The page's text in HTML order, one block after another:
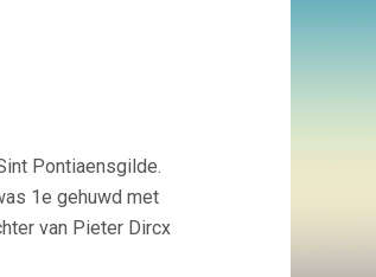
Pontiaensgilde.
1e gehuwd met
van Pieter Dircx